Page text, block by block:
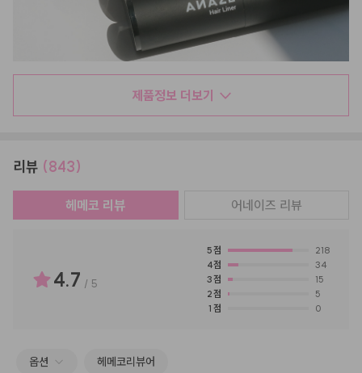
제품정보 더보기
리뷰 (843)
헤메코 리뷰 어네이즈 리뷰
4.7 / 5
5점
218
4점
34
3점
15
2점
5
1 점 0
옵션 헤메코리뷰어